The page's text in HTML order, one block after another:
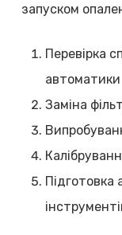
запуском
Перевірка
автоматики
Заміна
Підготовка